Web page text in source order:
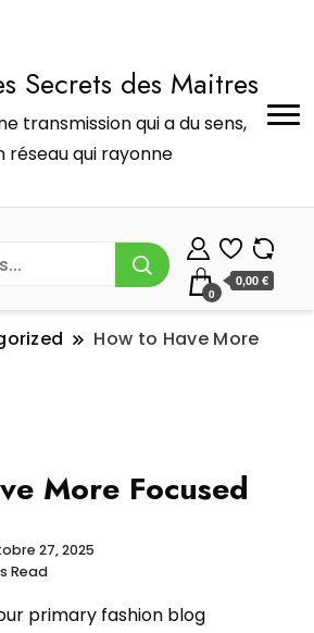
Secrets des Maitres
transmission qui a du sens,
réseau qui rayonne
0
0,00 €
How to Have More
More Focused
27, 2025
Read
primary fashion blog